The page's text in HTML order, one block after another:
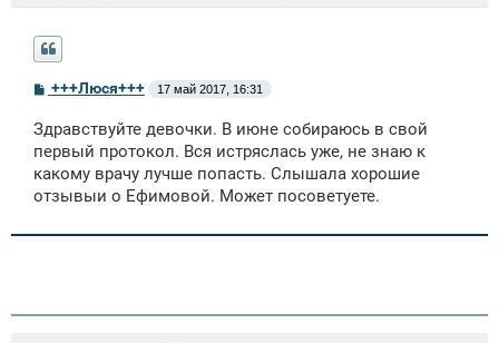
С
б
щ
н
и
+++Люся+++ 17 май 2017, 16:31
Здравствуйте девочки. В июне собираюсь в свой
первый протокол. Вся истряслась уже, не знаю к
какому врачу лучше попасть. Слышала хорошие
отзывыи о Ефимовой. Может посоветуете.